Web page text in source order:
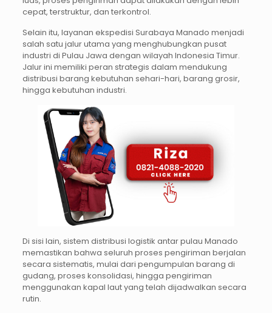
cepat, terstruktur, dan terkontrol.
Selain itu, layanan ekspedisi Surabaya Manado menjadi
salah satu jalur utama yang menghubungkan pusat
industri di Pulau Jawa dengan wilayah Indonesia Timur.
Jalur ini memiliki peran strategis dalam mendukung
distribusi barang kebutuhan sehari-hari, barang grosir,
hingga kebutuhan industri.
Di sisi lain, sistem distribusi logistik antar pulau Manado
memastikan bahwa seluruh proses pengiriman berjalan
secara sistematis, mulai dari pengumpulan barang di
gudang, proses konsolidasi, hingga pengiriman
menggunakan kapal laut yang telah dijadwalkan secara
rutin.